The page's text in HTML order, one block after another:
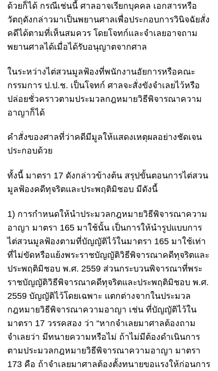
ด้วยก็ได้ กรณีเช่นนี้ ศาลอาจเรียกบุคคล เอกสารหรือ
วัตถุดังกล่าวมาเป็นพยานศาลเพื่อประกอบการวินิจฉัยสั่ง
คดีได้ตามที่เห็นสมควร โดยโจทก์และจำเลยอาจถาม
พยานศาลได้เมื่อได้รับอนุญาตจากศาล
ในระหว่างไต่สวนมูลฟ้องที่พนักงานอัยการหรือคณะ
กรรมการ ป.ป.ช. เป็นโจทก์ ศาลจะสั่งขังจำเลยไว้หรือ
ปล่อยชั่วคราวตามประมวลกฎหมายวิธีพิจารณาความ
อาญาก็ได้
คำสั่งของศาลที่ว่าคดีมีมูลให้แสดงเหตุผลอย่างชัดเจน
ประกอบด้วย
ทั้งนี้ มาตรา 17 ดังกล่าวข้างต้น สรุปขั้นตอนการไต่สวน
มูลฟ้องคดีทุจริตและประพฤติมิชอบ มีดังนี้
1) การกำหนดให้นำประมวลกฎหมายวิธีพิจารณาความ
อาญา มาตรา 165 มาใช้นั้น เป็นการให้นำรูปแบบการ
ไต่สวนมูลฟ้องตามที่บัญญัติไว้ในมาตรา 165 มาใช้เท่า
ที่ไม่ขัดหรือแย้งพระราชบัญญัติวิธีพิจารณาคดีทุจริตและ
ประพฤติมิชอบ พ.ศ. 2559 ส่วนกระบวนพิจารณาที่พระ
ราชบัญญัติวิธีพิจารณาคดีทุจริตและประพฤติมิชอบ พ.ศ.
2559 บัญญัติไว้โดยเฉพาะ แตกต่างจากในประมวล
กฎหมายวิธีพิจารณาความอาญา เช่น ที่บัญญัติไว้ใน
มาตรา 17 วรรคสอง ว่า “หากจำเลยมาศาลต้องถาม
จำเลยว่า มีทนายความหรือไม่ ถ้าไม่มีต้องดำเนินการ
ตามประมวลกฎหมายวิธีพิจารณาความอาญา มาตรา
173 คือ ถ้าจำเลยมาศาลต้องตั้งทนายขอแรงให้ก่อนการ